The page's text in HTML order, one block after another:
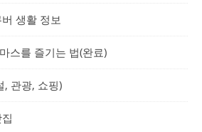
생활 정보
스를 즐기는 법(완료)
, 관광, 쇼핑)